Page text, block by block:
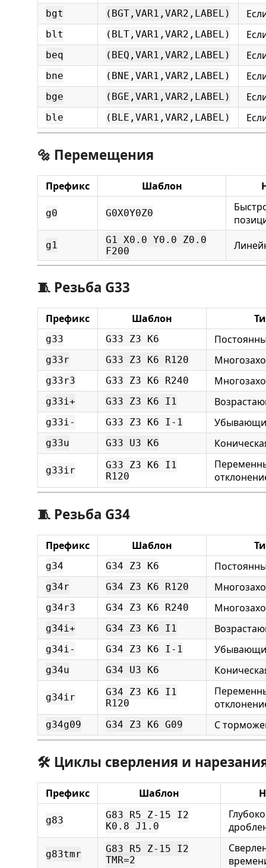
bgt (BGT,VAR1,VAR2,LABEL)
blt (BLT,VAR1,VAR2,LABEL)
beq (BEQ,VAR1,VAR2,LABEL)
bne (BNE,VAR1,VAR2,LABEL)
bge (BGE,VAR1,VAR2,LABEL)
ble (BLE,VAR1,VAR2,LABEL)
🔩 Перемещения
Префикс Шаблон
g0 G0X0Y0Z0
g1
G1 X0.0 Y0.0 Z0.0
F200
🧵 Резьба G33
Префикс Шаблон
g33 G33 Z3 K6
g33r G33 Z3 K6 R120
g33r3 G33 Z3 K6 R240
g33i+ G33 Z3 K6 I1
g33i- G33 Z3 K6 I-1
g33u G33 U3 K6
g33ir
G33 Z3 K6 I1
R120
🧵 Резьба G34
Префикс Шаблон
g34 G34 Z3 K6
g34r G34 Z3 K6 R120
g34r3 G34 Z3 K6 R240
g34i+ G34 Z3 K6 I1
g34i- G34 Z3 K6 I-1
g34u G34 U3 K6
g34ir
G34 Z3 K6 I1
R120
g34g09 G34 Z3 K6 G09 С
🛠️ Циклы сверления и
Префикс Шаблон
g83
G83 R5 Z-15 I2
K0.8 J1.0
g83tmr
G83 R5 Z-15 I2
TMR=2